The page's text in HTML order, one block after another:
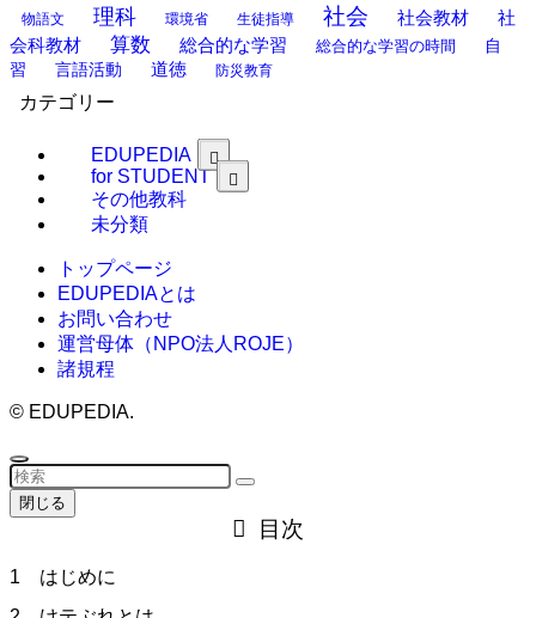
物語文 理科 環境省 生徒指導 社会 社会教材
社
会科教材
算数 総合的な学習 総合的な学習の時間
自
習
言語活動 道徳 防災教育
カテゴリー
EDUPEDIA
for STUDENT
その他教科
未分類
トップページ
EDUPEDIAとは
お問い合わせ
運営母体（NPO法人ROJE）
諸規程
© EDUPEDIA.
閉じる
目次
1 はじめに